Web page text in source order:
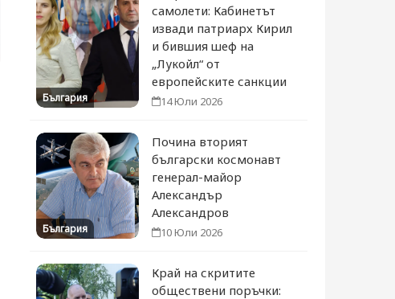
България
самолети: Кабинетът
извади патриарх Кирил
и бившия шеф на
„Лукойл“ от
европейските санкции
14 Юли 2026
България
Почина вторият
български космонавт
генерал-майор
Александър
Александров
10 Юли 2026
Край на скритите
обществени поръчки: